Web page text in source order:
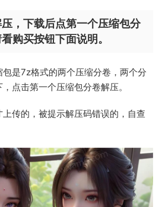
，下载后点第一个压缩包分
购买按钮下面说明。
是7z格式的两个压缩分卷，两个分
点击第一个压缩包分卷解压。
上传的，被提示解压码错误的，自查